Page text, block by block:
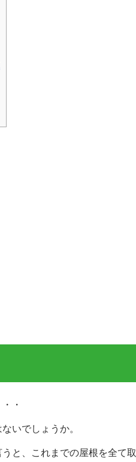
・
いでしょうか。
と、これまでの屋根を全て